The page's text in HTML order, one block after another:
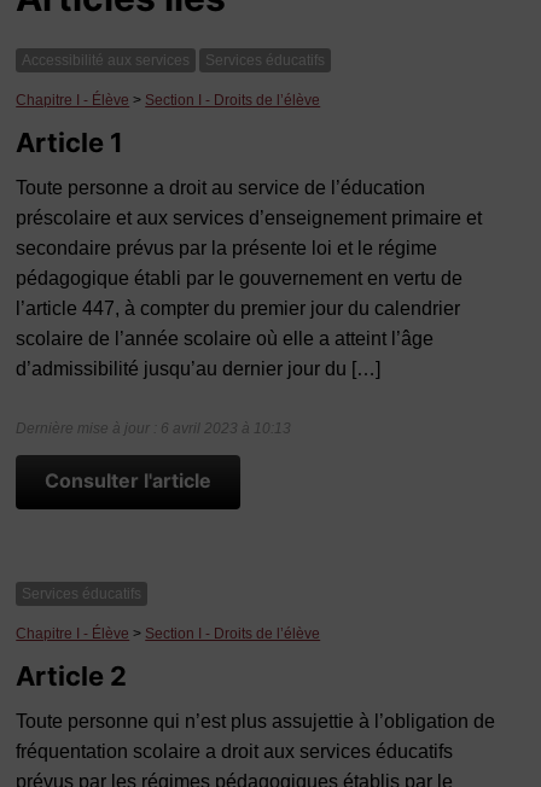
Accessibilité aux services Services éducatifs
Chapitre I - Élève > Section I - Droits de l’élève
Article 1
Toute personne a droit au service de l’éducation
préscolaire et aux services d’enseignement primaire et
secondaire prévus par la présente loi et le régime
pédagogique établi par le gouvernement en vertu de
l’article 447, à compter du premier jour du calendrier
scolaire de l’année scolaire où elle a atteint l’âge
d’admissibilité jusqu’au dernier jour du […]
Dernière mise à jour : 6 avril 2023 à 10:13
Consulter l'article
Services éducatifs
Chapitre I - Élève > Section I - Droits de l’élève
Article 2
Toute personne qui n’est plus assujettie à l’obligation de
fréquentation scolaire a droit aux services éducatifs
prévus par les régimes pédagogiques établis par le